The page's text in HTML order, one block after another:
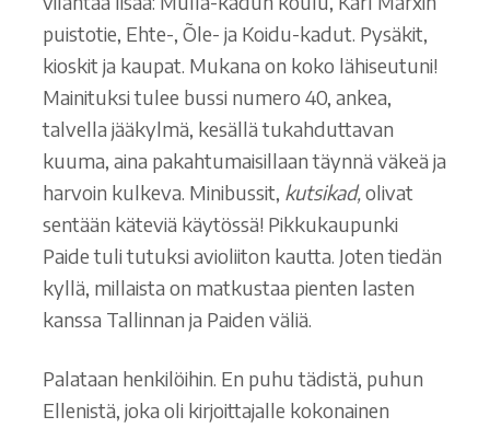
puistotie, Ehte-, Õle- ja Koidu-kadut. Pysäkit,
kioskit ja kaupat. Mukana on koko lähiseutuni!
Mainituksi tulee bussi numero 40, ankea,
talvella jääkylmä, kesällä tukahduttavan
kuuma, aina pakahtumaisillaan täynnä väkeä ja
harvoin kulkeva. Minibussit, kutsikad,olivat
sentään käteviä käytössä! Pikkukaupunki
Paide tuli tutuksi avioliiton kautta. Joten tiedän
kyllä, millaista on matkustaa pienten lasten
kanssa Tallinnan ja Paiden väliä.
Palataan henkilöihin. En puhu tädistä, puhun
Ellenistä, joka oli kirjoittajalle kokonainen